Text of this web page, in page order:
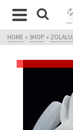
HOME » SHOP »